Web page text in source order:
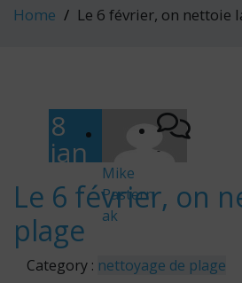
Home Le 6 février, on nettoie
8
jan
vier
202
2
Mike
Pastern
ak
-
Le 6 février, on
plage
Category : nettoyage de plage